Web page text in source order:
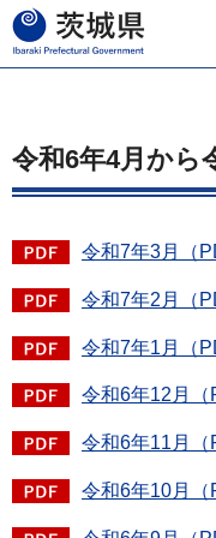
茨城県
令和6年4月から
令和7年3月（
令和7年2月（
令和7年1月（
令和6年12月（
令和6年11月（
令和6年10月（